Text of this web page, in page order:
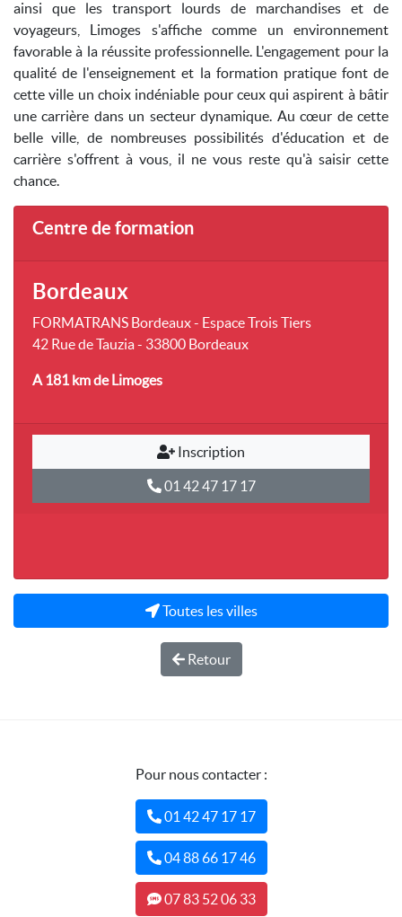
ainsi que les transport lourds de marchandises et de
voyageurs, Limoges s'affiche comme un environnement
favorable à la réussite professionnelle. L'engagement pour la
qualité de l'enseignement et la formation pratique font de
cette ville un choix indéniable pour ceux qui aspirent à bâtir
une carrière dans un secteur dynamique. Au cœur de cette
belle ville, de nombreuses possibilités d'éducation et de
carrière s'offrent à vous, il ne vous reste qu'à saisir cette
chance.
Centre de formation
Bordeaux
FORMATRANS Bordeaux - Espace Trois Tiers
42 Rue de Tauzia - 33800 Bordeaux
A 181 kmde Limoges
Inscription
01 42 47 17 17
Toutes les villes
Retour
Pour nous contacter :
01 42 47 17 17
04 88 66 17 46
07 83 52 06 33